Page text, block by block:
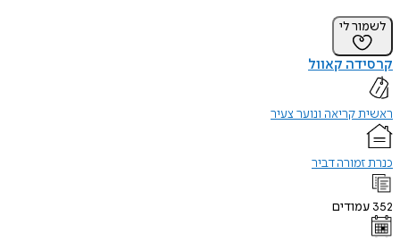
לשמור לי
קרסידה קאוול
ראשית קריאה ונוער צעיר
כנרת זמורה דביר
352 עמודים